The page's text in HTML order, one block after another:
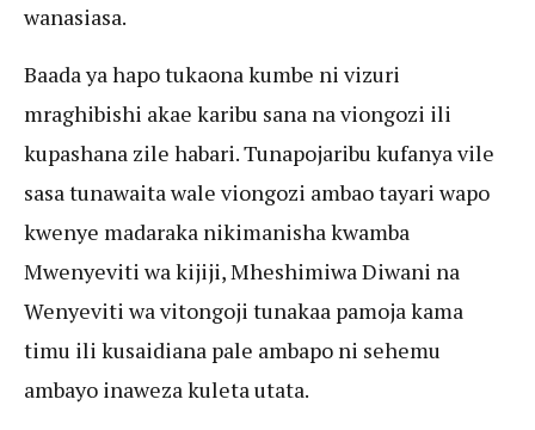
wanasiasa.
Baada ya hapo tukaona kumbe ni vizuri
mraghibishi akae karibu sana na viongozi ili
kupashana zile habari. Tunapojaribu kufanya vile
sasa tunawaita wale viongozi ambao tayari wapo
kwenye madaraka nikimanisha kwamba
Mwenyeviti wa kijiji, Mheshimiwa Diwani na
Wenyeviti wa vitongoji tunakaa pamoja kama
timu ili kusaidiana pale ambapo ni sehemu
ambayo inaweza kuleta utata.